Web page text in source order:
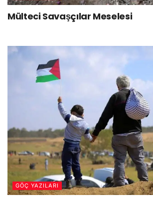
Mülteci Savaşçılar Meselesi
GÖÇ YAZILARI